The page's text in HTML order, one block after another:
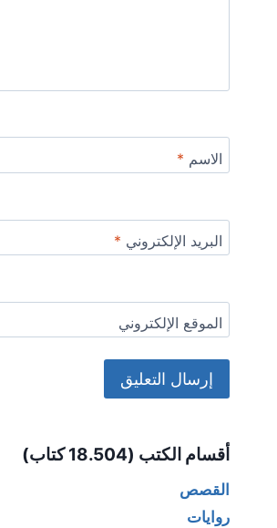
الاسم *
البريد الإلكتروني *
الموقع الإلكتروني
أقسام الكتب (18.504 كتاب)
القصص
روايات